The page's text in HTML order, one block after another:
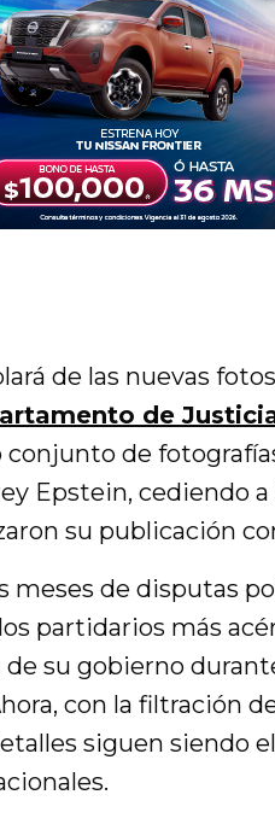
de las nuevas
de
conjunto de
Epstein, cediendo
su publicación
meses de disputas
partidarios más
su gobierno
con la filtración
siguen siendo